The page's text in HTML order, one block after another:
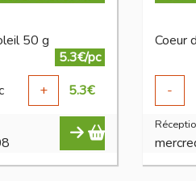
50 g
5.3€/pc
+ 5.3€
Coeur
-